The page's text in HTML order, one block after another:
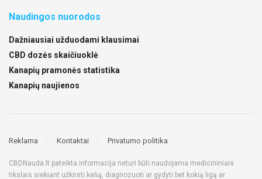
Naudingos nuorodos
Dažniausiai užduodami klausimai
CBD dozės skaičiuoklė
Kanapių pramonės statistika
Kanapių naujienos
Reklama Kontaktai Privatumo politika
CBDNauda.lt pateikta informacija neturi būti naudojama medicininiais
tikslais siekiant užkirsti kelią, diagnozuoti ar gydyti bet kokią ligą ar